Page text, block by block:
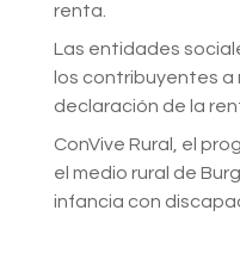
renta.
Las entidades
los contribuyentes a
declaración de la
ConVive Rural, el
el medio rural de
infancia con